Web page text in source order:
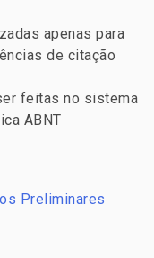
apenas para
de citação
feitas no sistema
ABNT
Preliminares